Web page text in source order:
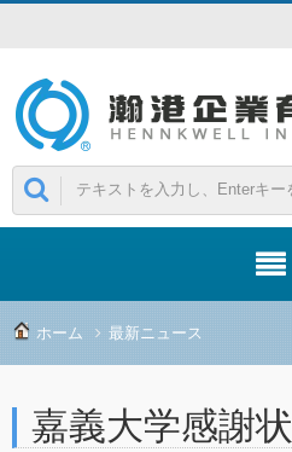
ホーム 最新ニュース
嘉義大学感謝状